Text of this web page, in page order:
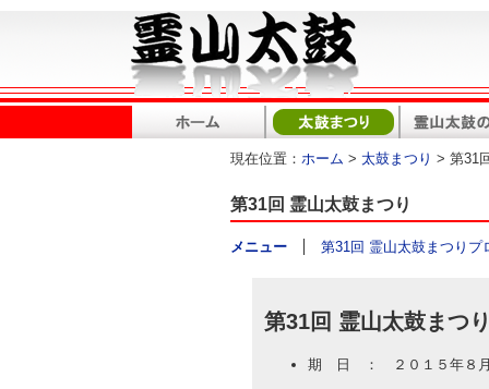
現在位置： ホーム > 太鼓まつり > 第31
第31回 霊山太鼓まつり
メニュー 第31回 霊山太鼓まつりプ
第31回 霊山太鼓まつ
期 日 ： ２０１５年８月